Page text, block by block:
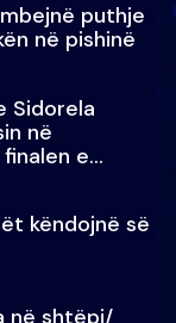
puthje
në pishinë
Sidorela
në
e
këndojnë së
në shtëpi/